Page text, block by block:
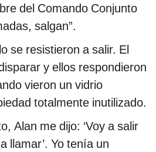
del Comando Conjunto
salgan”.
se resistieron a salir. El
y ellos respondieron
vieron un vidrio
totalmente inutilizado.
Alan me dijo: ‘Voy a salir
llamar’. Yo tenía un